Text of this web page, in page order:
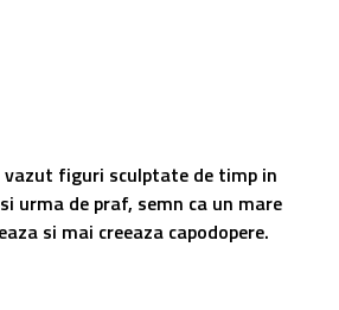
figuri sculptate de timp in
urma de praf, semn ca un mare
si mai creeaza capodopere.